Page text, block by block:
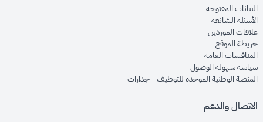
البيانات المفتوحةopens in new window
الأسئلة الشائعةopens in new window
علاقات الموردينopens in new window
خريطة الموقعopens in new window
المنافسات العامةopens in new window
سياسة سهولة الوصولopens in new window
المنصة الوطنية الموحدة للتوظيف - جداراتopens in new window
الاتصال والدعم